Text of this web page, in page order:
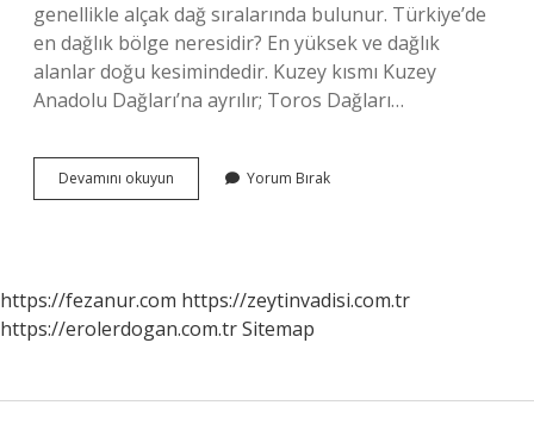
genellikle alçak dağ sıralarında bulunur. Türkiye’de
en dağlık bölge neresidir? En yüksek ve dağlık
alanlar doğu kesimindedir. Kuzey kısmı Kuzey
Anadolu Dağları’na ayrılır; Toros Dağları…
Devamını okuyun
Kesim
Yorum Bırak
https://fezanur.com https://zeytinvadisi.com.tr
https://erolerdogan.com.trSitemap